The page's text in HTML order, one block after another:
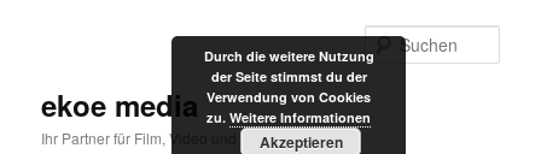
ekoe media
Ihr Partner für Film, Video und Internet
Durch die weitere Nutzung
der Seite stimmst du der
Verwendung von Cookies
zu. Weitere Informationen
Akzeptieren